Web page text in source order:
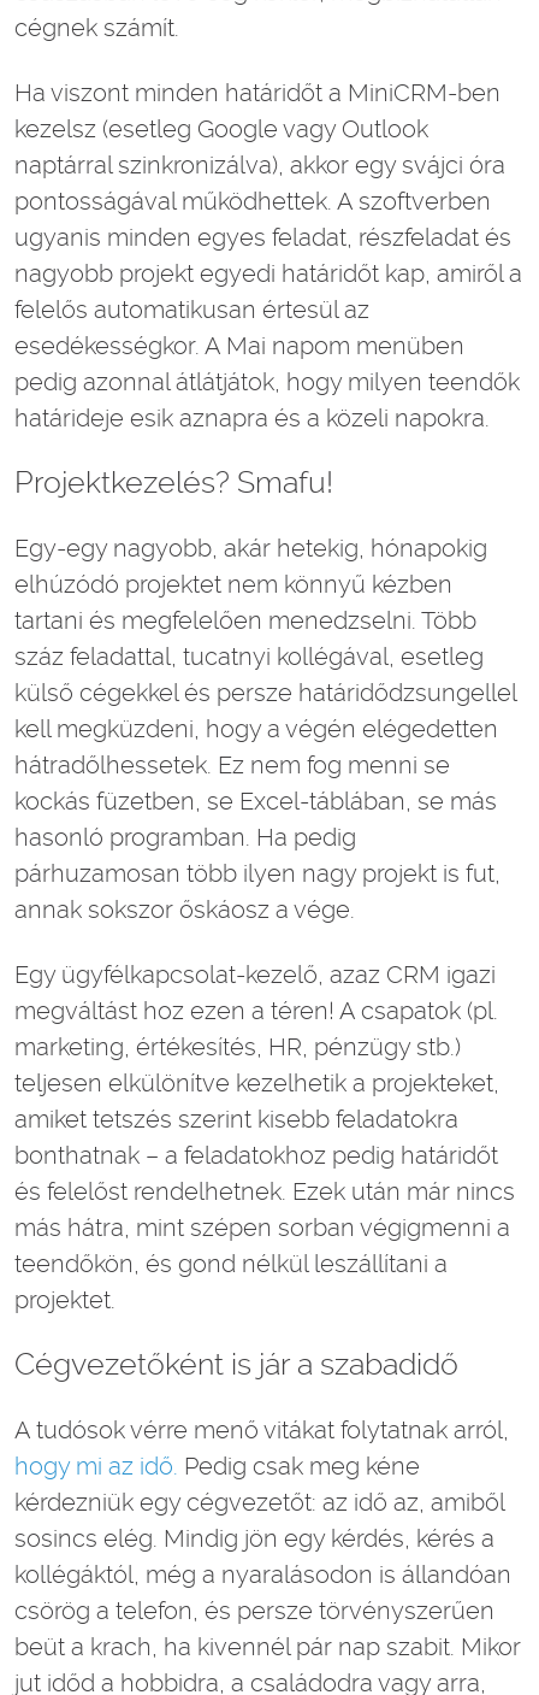
cégnek számít.
Ha viszont minden határidőt a MiniCRM-ben
kezelsz (esetleg Google vagy Outlook
naptárral szinkronizálva), akkor egy svájci óra
pontosságával működhettek. A szoftverben
ugyanis minden egyes feladat, részfeladat és
nagyobb projekt egyedi határidőt kap, amiről a
felelős automatikusan értesül az
esedékességkor. A Mai napom menüben
pedig azonnal átlátjátok, hogy milyen teendők
határideje esik aznapra és a közeli napokra.
Projektkezelés? Smafu!
Egy-egy nagyobb, akár hetekig, hónapokig
elhúzódó projektet nem könnyű kézben
tartani és megfelelően menedzselni. Több
száz feladattal, tucatnyi kollégával, esetleg
külső cégekkel és persze határidődzsungellel
kell megküzdeni, hogy a végén elégedetten
hátradőlhessetek. Ez nem fog menni se
kockás füzetben, se Excel-táblában, se más
hasonló programban. Ha pedig
párhuzamosan több ilyen nagy projekt is fut,
annak sokszor őskáosz a vége.
Egy ügyfélkapcsolat-kezelő, azaz CRM igazi
megváltást hoz ezen a téren! A csapatok (pl.
marketing, értékesítés, HR, pénzügy stb.)
teljesen elkülönítve kezelhetik a projekteket,
amiket tetszés szerint kisebb feladatokra
bonthatnak – a feladatokhoz pedig határidőt
és felelőst rendelhetnek. Ezek után már nincs
más hátra, mint szépen sorban végigmenni a
teendőkön, és gond nélkül leszállítani a
projektet.
Cégvezetőként is jár a szabadidő
A tudósok vérre menő vitákat folytatnak arról,
hogy mi az idő. Pedig csak meg kéne
kérdezniük egy cégvezetőt: az idő az, amiből
sosincs elég. Mindig jön egy kérdés, kérés a
kollégáktól, még a nyaralásodon is állandóan
csörög a telefon, és persze törvényszerűen
beüt a krach, ha kivennél pár nap szabit. Mikor
jut időd a hobbidra, a családodra vagy arra,